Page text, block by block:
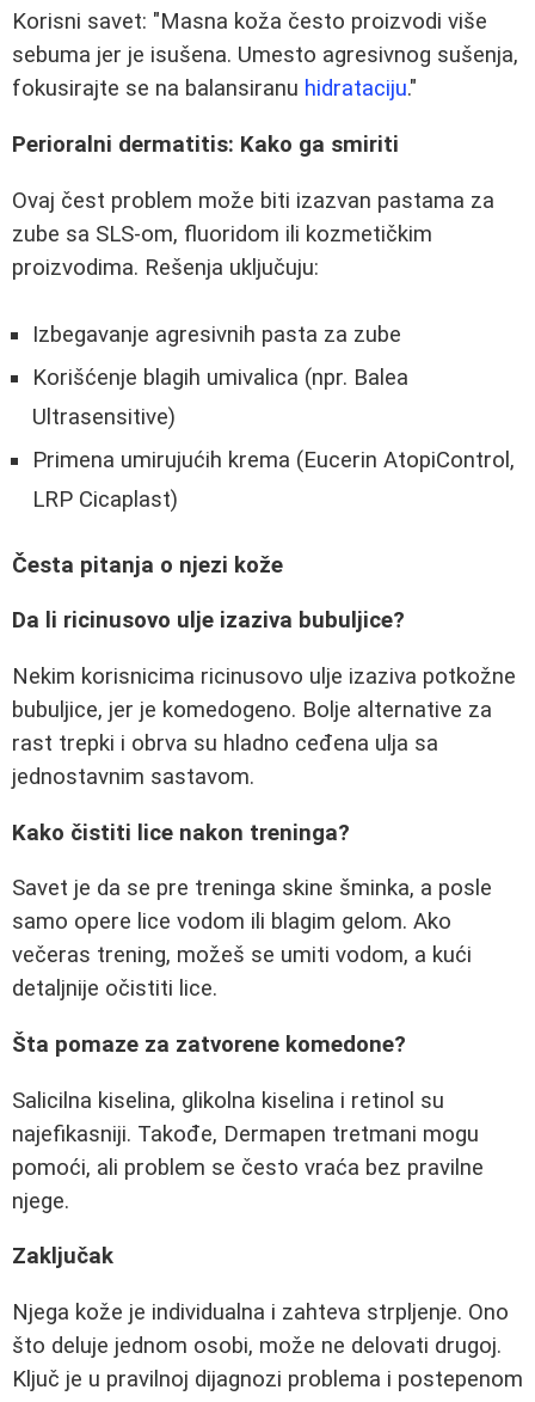
Korisni savet: "Masna koža često proizvodi više
sebuma jer je isušena. Umesto agresivnog sušenja,
fokusirajte se na balansiranu hidrataciju."
Perioralni dermatitis: Kako ga smiriti
Ovaj čest problem može biti izazvan pastama za
zube sa SLS-om, fluoridom ili kozmetičkim
proizvodima. Rešenja uključuju:
Izbegavanje agresivnih pasta za zube
Korišćenje blagih umivalica (npr. Balea
Ultrasensitive)
Primena umirujućih krema (Eucerin AtopiControl,
LRP Cicaplast)
Česta pitanja o njezi kože
Da li ricinusovo ulje izaziva bubuljice?
Nekim korisnicima ricinusovo ulje izaziva potkožne
bubuljice, jer je komedogeno. Bolje alternative za
rast trepki i obrva su hladno ceđena ulja sa
jednostavnim sastavom.
Kako čistiti lice nakon treninga?
Savet je da se pre treninga skine šminka, a posle
samo opere lice vodom ili blagim gelom. Ako
večeras trening, možeš se umiti vodom, a kući
detaljnije očistiti lice.
Šta pomaze za zatvorene komedone?
Salicilna kiselina, glikolna kiselina i retinol su
najefikasniji. Takođe, Dermapen tretmani mogu
pomoći, ali problem se često vraća bez pravilne
njege.
Zaključak
Njega kože je individualna i zahteva strpljenje. Ono
što deluje jednom osobi, može ne delovati drugoj.
Ključ je u pravilnoj dijagnozi problema i postepenom